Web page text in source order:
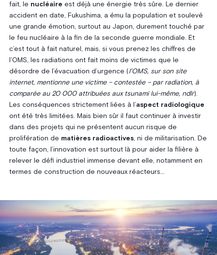
fait, le nucléaire est déjà une énergie très sûre. Le dernier
accident en date, Fukushima, a ému la population et soulevé
une grande émotion, surtout au Japon, durement touché par
le feu nucléaire à la fin de la seconde guerre mondiale. Et
c’est tout à fait naturel, mais, si vous prenez les chiffres de
l’OMS, les radiations ont fait moins de victimes que le
désordre de l’évacuation d’urgence (l’OMS, sur son site
internet, mentionne une victime – contestée – par radiation, à
comparée au 20 000 attribuées aux tsunami lui-même, ndlr).
Les conséquences strictement liées à l’aspect radiologique
ont été très limitées. Mais bien sûr il faut continuer à investir
dans des projets qui ne présentent aucun risque de
prolifération de matières radioactives, ni de militarisation. De
toute façon, l’innovation est surtout là pour aider la filière à
relever le défi industriel immense devant elle, notamment en
termes de construction de nouveaux réacteurs…